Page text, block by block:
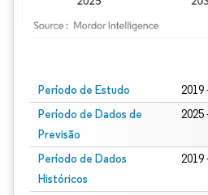
Período de Estudo 2019
Período de Dados de
Previsão
2025
Período de Dados
Históricos
2019